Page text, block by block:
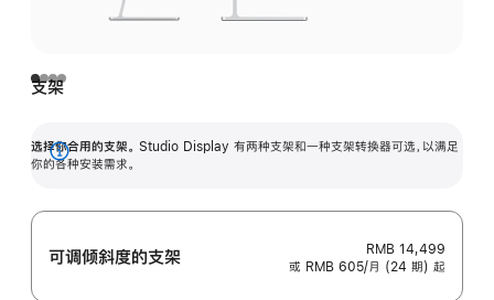
支架
选择你合用的支架。 Studio Display 有两种支架和一种支架转换器可选，以满足
你的各种安装需求。
展
可调倾斜度的支架
RMB 14,499
或 RMB 605/月 (24 期) 起